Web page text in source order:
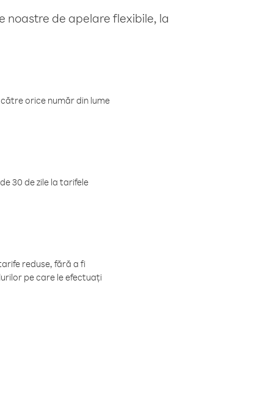
noastre de apelare flexibile, la
orice număr din lume
30 de zile la tarifele
reduse, fără a fi
pe care le efectuați